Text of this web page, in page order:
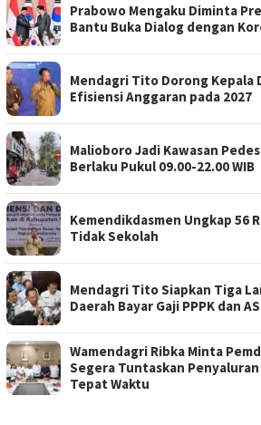
Prabowo Mengaku Diminta
Bantu Buka Dialog dengan
Mendagri Tito Dorong Kepala
Efisiensi Anggaran pada 2027
Malioboro Jadi Kawasan
Berlaku Pukul 09.00-22.00 WIB
Kemendikdasmen Ungkap 56
Tidak Sekolah
Mendagri Tito Siapkan Tiga
Daerah Bayar Gaji PPPK dan
Wamendagri Ribka Minta
Segera Tuntaskan Penyaluran
Tepat Waktu